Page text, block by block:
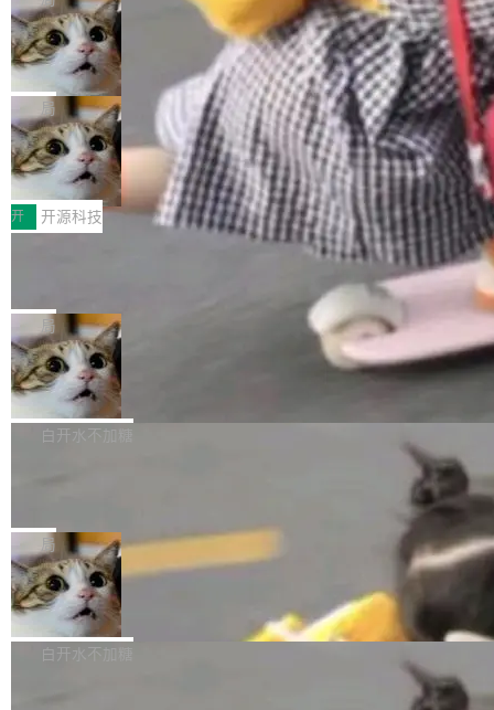
现实 过去两年，CIO们的焦虑清单上多了两项：
一是如何让大模型和智能体应用安全地从PoC走
向生产，二是如何让测试团队跟得上AI应用...
设置，如果用布尔值 + 可空字段来表示——bool
ean 表示是否可切换，nullable 的默认模式、浅
色方案、深色方案——会产生大量无意义的组
合。方案缺了、配置冲突了、全 null 了。要知道
哪些组合有效，作者说，你得靠"文档、校验、或
者部落知识"。 换个写法。Rust 的 enum，两个
变体：Switchable...
个"AI 知识库 + 聊天机器人"——每个大厂都在
做，没什么新鲜的。 但 Kenton Varda 在 Twitte
r 上把事情说清楚了： 今天我们发布了 Cloudfla
re OS，一个带连接器的聊天机器人，跟其他所
有科技公司做的一样。只不过，实际上它不一
样。这是 Sandstorm.io 的重制版，我十年前的
那个创业公司。不同的是，这次它构建在 Cloudf
lare Workers 上——我花了九年时间搭建的平台
——并且深度集成了 AI。这基本上是我十年秘密
Deno 团队开源 Celld，可自托管的分
布式 Durable Objects
Ryan Dahl 领导的 Deno 团队推出了最新开源项
目 Celld，一个能在自己机器上运行 Cloudflare
Workers 和 Durable Objects 的守护进程。 设
计思路很直接：每个对象是一个独立的 SQLite
数据库，按名称寻址，复制到你自己的 S3 兼容
存储库里。节点之间只通过这个存储库协调——
没有控制平面，没有共识协议。每个对象自带一
个小型数据库，应用天然按分片构建，单个数据
库的竞争和爆炸半径问题在设计层面就被消除
了。 闲置的 cell 会休眠到几乎不占资源。当 cel
l 迁移或唤醒时，新宿主从 S3 恢复 SQLite 数据
库继续执行。存储库是持久化的唯一真相...
局
鲁大师7月新机性能/流畅/AI榜：vivo夺
性能、流畅双第一，三星Galaxy Z系列
新折叠缺席
2026年7月的手机市场，由于存储等硬件成本暴
增，手机厂商的日子也不好过啊，新机速度明显
放缓，因此硝烟味淡了许多。新机参数规格除开
高价的三星折叠（三星Galaxy Z Fold8 Ultra / Z
Fold8 / Z Flip8）外，其余要么是中低端机器，
例如iQOO Z11i、REDMI Note 17、REDMI No
te 17 Pro、OPPO K15，要么是vivo X300 E这
样的次旗舰。 Galaxy Z Fold8 Ultra / Z Fold8 /
Z Flip8三款折叠屏新机均在7月22日发布，且全
部搭载骁龙8 Elite Gen5 for Galaxy，它们本该
开 开源科技
Zed 编辑器团队发布了新项目——DeltaDB，一
个在 git commit 之间记录每一次编辑操作的版
本控制系统。目前处于 Early Access 阶段。 De
ltaDB 的核心思路直接写在 landing page 最显
眼的位置：「Software is made between com
mits」——软件是在 commit 之间写出来的。git
是把这段空隙补上。 回退到任何一次编辑：Delt
aDB 捕获 commit 之间的每一次操作，...
局
SpaceXAI 单季资本开支达 183 亿美元
根据风险投资人Tomer Tunguz 博客（VC 分
析）披露的最新分析与第二季度业绩报告，Spac
微软同期总资本开支的四成。 与亚马逊、Alpha
bet、微软以及 Meta 等传统科技巨头相比，Spa
ceXAI的资金消耗速度尤为引人瞩目。然而，支
撑庞大支出的资金来源却呈现出截然不同的面
貌。数据显示，微软和 Meta 主要依托充沛的经
白开水不加糖
一个在终端里运行的编程 agent；Muse Spark
1.2，驱动这个 agent 的新模型。一句话概括：
你可以用 curl -fsSL https://dev.meta.ai/install.
sh | bash 安装一个能在大项目里自动规划、写
代码、验证结果的 AI 终端工具。 据介绍，Muse
局
美团开源 LoHoSearch，用知识图谱校
准 AI 能力认知
机器出题的前提，是让机器拥有全局视野。整个
构建流程可以分为四个环节：建图 → 控制难度
白开水不加糖